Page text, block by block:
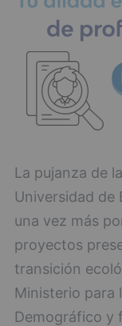
La pujanza de
Universidad de
una vez más
proyectos
transición
Ministerio para
Demográfico y